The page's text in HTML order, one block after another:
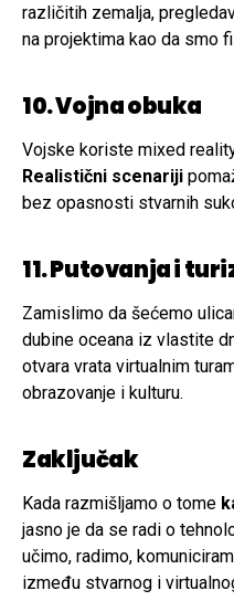
različitih zemalja,
na projektima kao da smo
10. Vojna obuka
Vojske koriste mixed
Realistični scenariji
bez opasnosti stvarnih
11. Putovanja i
Zamislimo da šećemo
dubine oceana iz vlastite
otvara vrata virtualnim
obrazovanje i kulturu.
Zaključak
Kada razmišljamo o tome
jasno je da se radi o
učimo, radimo,
između stvarnog i